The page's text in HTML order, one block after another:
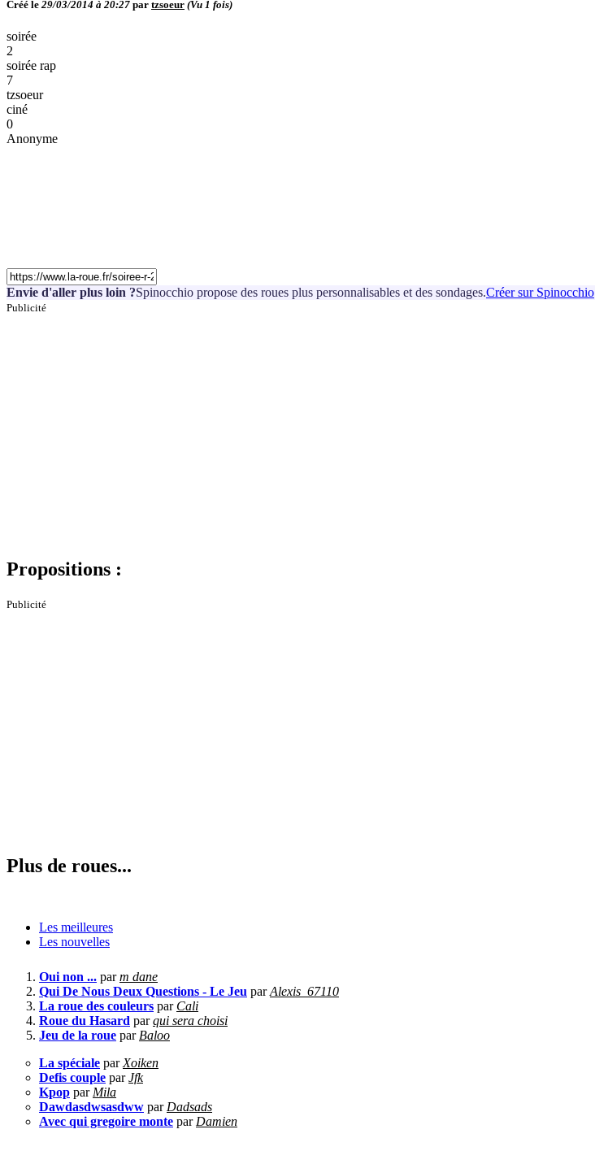
Créé le 29/03/2014 à 20:27 par tzsoeur (Vu 1 fois)
soirée
2
soirée rap
7
tzsoeur
ciné
0
Anonyme
Envie d'aller plus loin ?Spinocchio propose des roues plus personnalisables et des sondages.Créer sur Spinocchio
Publicité
Propositions :
Publicité
Plus de roues...
Les meilleures
Les nouvelles
Oui non ... parm dane
Qui De Nous Deux Questions - Le Jeu parAlexis_67110
La roue des couleurs par Cali
Roue du Hasard parqui sera choisi
Jeu de la roue par Baloo
La spéciale par Xoiken
Defis couple parJfk
Kpop par Mila
Dawdasdwsasdww par Dadsads
Avec qui gregoire monte par Damien